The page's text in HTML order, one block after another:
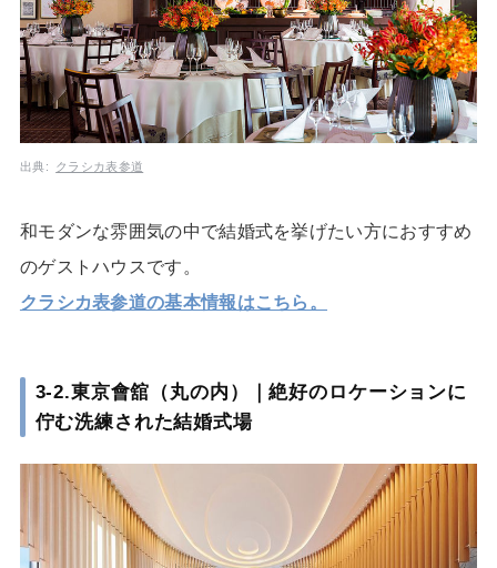
出典: クラシカ表参道
和モダンな雰囲気の中で結婚式を挙げたい方におすすめ
のゲストハウスです。
クラシカ表参道の基本情報はこちら。
3-2.東京會舘（丸の内）｜絶好のロケーションに
佇む洗練された結婚式場